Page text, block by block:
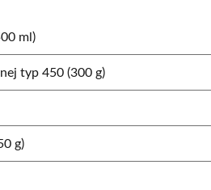
ml)
typ 450 (300 g)
g)